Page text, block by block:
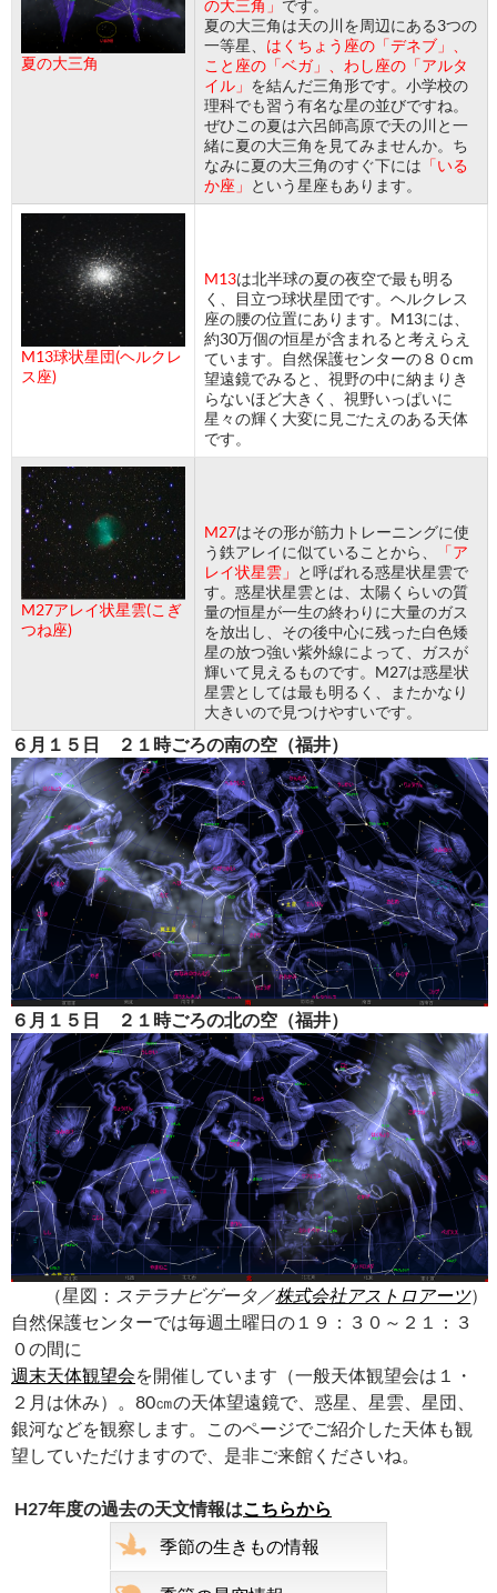
夏の大三角
の大三角」 です。
夏の大三角は天の川を周辺にある3つの
一等星、 はくちょう座の「デネブ」、
こと座の「ベガ」、わし座の「アルタ
イル」 を結んだ三角形です。小学校の
理科でも習う有名な星の並びですね。
ぜひこの夏は六呂師高原で天の川と一
緒に夏の大三角を見てみませんか。ち
なみに夏の大三角のすぐ下には 「いる
か座」 という星座もあります。
M13球状星団(ヘルクレ
ス座)
M13は北半球の夏の夜空で最も明る
く、目立つ球状星団です。ヘルクレス
座の腰の位置にあります。M13には、
約30万個の恒星が含まれると考えらえ
ています。自然保護センターの８０cm
望遠鏡でみると、視野の中に納まりき
らないほど大きく、視野いっぱいに
星々の輝く大変に見ごたえのある天体
です。
M27アレイ状星雲(こぎ
つね座)
M27はその形が筋力トレーニングに使
う鉄アレイに似ていることから、
「ア
レイ状星雲」 と呼ばれる惑星状星雲で
す。惑星状星雲とは、太陽くらいの質
量の恒星が一生の終わりに大量のガス
を放出し、その後中心に残った白色矮
星の放つ強い紫外線によって、ガスが
輝いて見えるものです。M27は惑星状
星雲としては最も明るく、またかなり
大きいので見つけやすいです。
６月１５日 ２１時ごろの南の空 （福井）
６月１５日 ２１時ごろの北の空（福井）
（星図： ステラナビゲータ／株式会社アストロアーツ）
自然保護センターでは毎週土曜日の１９：３０～２１：３
０の間に
週末天体観望会を開催しています（一般天体観望会は１・
２月は休み）。80㎝の天体望遠鏡で、惑星、星雲、星団、
銀河などを観察します。このページでご紹介した天体も観
望していただけますので、是非ご来館くださいね。
H27年度の過去の天文情報はこちらから
季節の生きもの情報